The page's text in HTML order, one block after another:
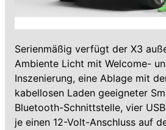
Serienmäßig verfügt der X3
Ambiente Licht mit Welcome-
Inszenierung, eine Ablage mit
kabellosen Laden geeigneter
Bluetooth-Schnittstelle, vier
je einen 12-Volt-Anschluss auf